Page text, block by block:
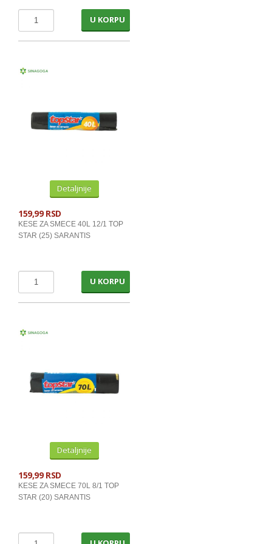
CAJEVI
TOPLI NAPITCI
ZAMRZNUTO VOCE I POVRCE
ULOSCI, VATE I PELENE
UBRUSI I SALVETE
PAPIRNE I VLAZNE MARAMICE
KESE ZA ZAMRZ.SMECE I RUKAVICE
KUPKE I GELOVI ZA TUSIRANJE
DETERDZENTI ZA VES
TECNI DET. I KAPSULE ZA VES
DETERDZENTI ZA POSUDJE
U KORPU
Detaljnije
159,99 RSD
KESE ZA SMECE 40L 12/1 TOP
STAR (25) SARANTIS
U KORPU
Detaljnije
159,99 RSD
KESE ZA SMECE 70L 8/1 TOP
STAR (20) SARANTIS